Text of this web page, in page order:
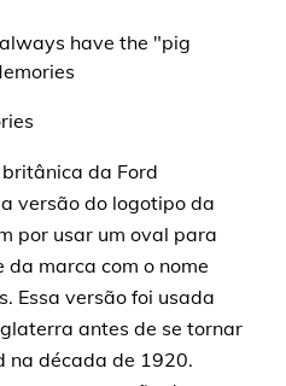
da Ford
versão do logotipo da
por usar um oval para
marca com o nome
Essa versão foi usada
antes de se tornar
na década de 1920.